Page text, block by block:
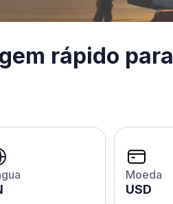
rápido para
Moeda
USD